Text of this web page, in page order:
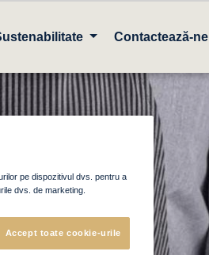
Contactează-ne
food
pe dispozitivul dvs. pentru a
dvs. de marketing.
Accept toate cookie-urile